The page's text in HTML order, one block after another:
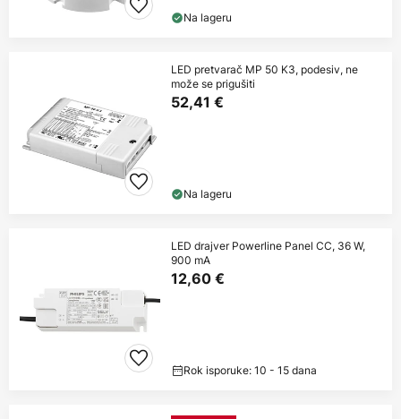
Na lageru
LED pretvarač MP 50 K3, podesiv, ne
može se prigušiti
52,41 €
Na lageru
LED drajver Powerline Panel CC, 36 W,
900 mA
12,60 €
Rok isporuke: 10 - 15 dana